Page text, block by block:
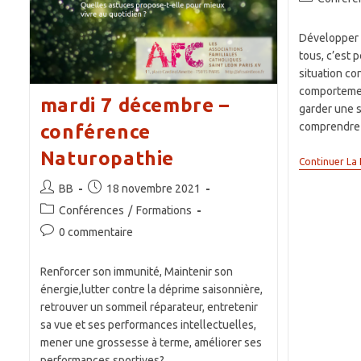
mardi 7 décembre –
conférence
Naturopathie
Auteur/autrice
de
publication :
BB
Publication
publiée :
18 novembre 2021
Post
category:
Conférences / Formations
Commentaires
publication :
0 commentaire
Renforcer son immunité, Maintenir son
énergie,lutter contre la déprime saisonnière,
retrouver un sommeil réparateur, entretenir
sa vue et ses performances intellectuelles,
mener une grossesse à terme, améliorer ses
Développer
tous, c’est
situation
garder une
Continuer La